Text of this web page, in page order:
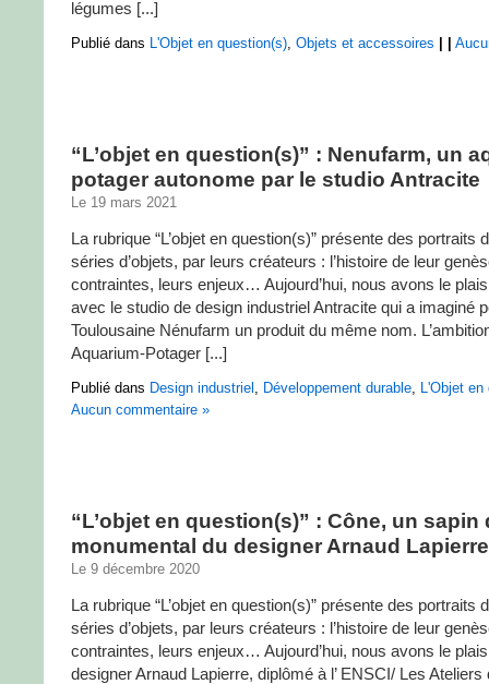
légumes [...]
Publié dans L'Objet en question(s), Objets et accessoires
“L’objet en question(s)” : Nenufarm, un
potager autonome par le studio Antracite
Le 19 mars 2021
La rubrique “L’objet en question(s)” présente des portraits
séries d’objets, par leurs créateurs : l’histoire de leur
contraintes, leurs enjeux… Aujourd’hui, nous avons le
avec le studio de design industriel Antracite qui a imaginé
Toulousaine Nénufarm un produit du même nom.
Aquarium-Potager [...]
Publié dans Design industriel , Développement durable, L'Objet
Aucun commentaire »
“L’objet en question(s)” : Cône, un sapin
monumental du designer Arnaud Lapierre
Le 9 décembre 2020
La rubrique “L’objet en question(s)” présente des portraits
séries d’objets, par leurs créateurs : l’histoire de leur
contraintes, leurs enjeux… Aujourd’hui, nous avons le
designer Arnaud Lapierre, diplômé à l’ ENSCI/ Les Ateliers